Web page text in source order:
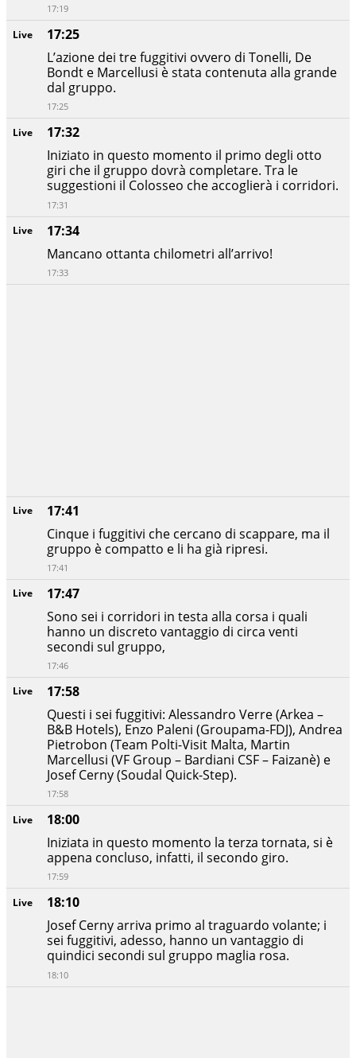
Live
18:10
Josef Cerny arriva primo al traguardo volante; i
sei fuggitivi, adesso, hanno un vantaggio di
quindici secondi sul gruppo maglia rosa.
18:10
Live
18:00
Iniziata in questo momento la terza tornata, si è
appena concluso, infatti, il secondo giro.
17:59
Live
17:58
Questi i sei fuggitivi: Alessandro Verre (Arkea –
B&B Hotels), Enzo Paleni (Groupama-FDJ), Andrea
Pietrobon (Team Polti-Visit Malta, Martin
Marcellusi (VF Group – Bardiani CSF – Faizanè) e
Josef Cerny (Soudal Quick-Step).
17:58
Live
17:47
Sono sei i corridori in testa alla corsa i quali
hanno un discreto vantaggio di circa venti
secondi sul gruppo,
17:46
Live
17:41
Cinque i fuggitivi che cercano di scappare, ma il
gruppo è compatto e li ha già ripresi.
17:41
Live
17:34
Mancano ottanta chilometri all’arrivo!
17:33
Live
17:32
Iniziato in questo momento il primo degli otto
giri che il gruppo dovrà completare. Tra le
suggestioni il Colosseo che accoglierà i corridori.
17:31
Live
17:25
L’azione dei tre fuggitivi ovvero di Tonelli, De
Bondt e Marcellusi è stata contenuta alla grande
dal gruppo.
17:25
17:19